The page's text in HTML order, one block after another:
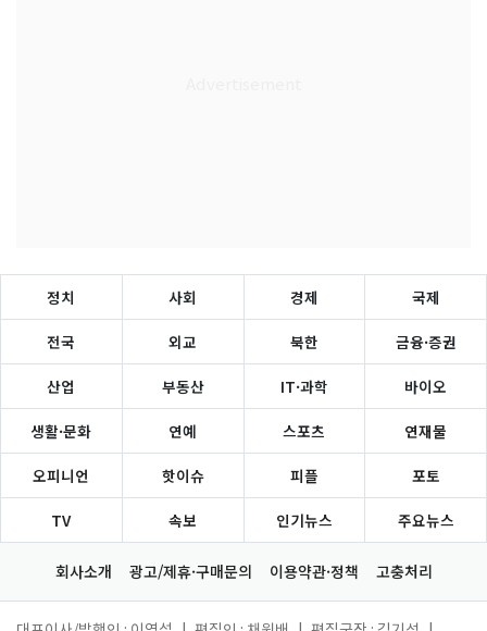
정치 사회 경제 국제
전국 외교 북한 금융·증권
산업 부동산 IT·과학 바이오
생활·문화 연예 스포츠 연재물
오피니언 핫이슈 피플 포토
TV 속보 인기뉴스 주요뉴스
회사소개 광고/제휴·구매문의 이용약관·정책 고충처리